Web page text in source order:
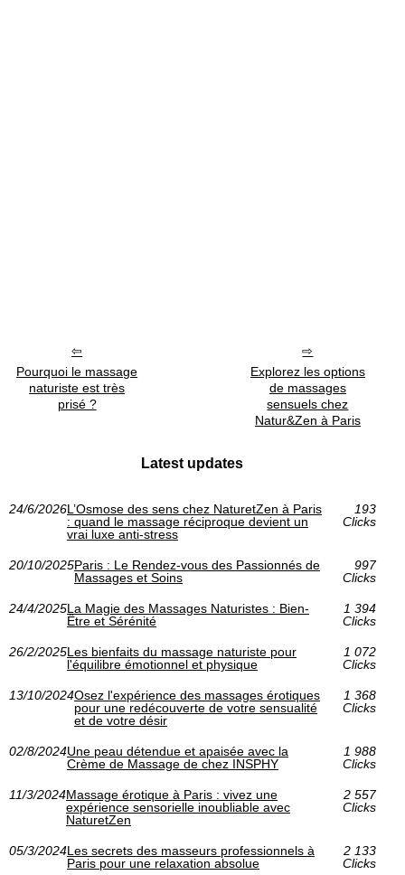
Pourquoi le massage
naturiste est très
prisé ?
Explorez les options
de massages
sensuels chez
Natur&Zen à Paris
Latest updates
24/6/2026L’Osmose des sens chez NaturetZen à Paris
: quand le massage réciproque devient un
vrai luxe anti-stress
193
Clicks
20/10/2025Paris : Le Rendez-vous des Passionnés de
Massages et Soins
997
Clicks
24/4/2025La Magie des Massages Naturistes : Bien-
Être et Sérénité
1 394
Clicks
26/2/2025Les bienfaits du massage naturiste pour
l'équilibre émotionnel et physique
1 072
Clicks
13/10/2024Osez l'expérience des massages érotiques
pour une redécouverte de votre sensualité
et de votre désir
1 368
Clicks
02/8/2024Une peau détendue et apaisée avec la
Crème de Massage de chez INSPHY
1 988
Clicks
11/3/2024Massage érotique à Paris : vivez une
expérience sensorielle inoubliable avec
NaturetZen
2 557
Clicks
05/3/2024Les secrets des masseurs professionnels à
Paris pour une relaxation absolue
2 133
Clicks